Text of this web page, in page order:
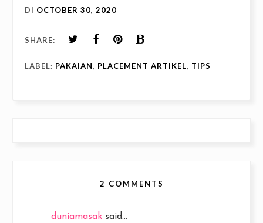
DI OCTOBER 30, 2020
SHARE:
LABEL: PAKAIAN, PLACEMENT ARTIKEL, TIPS
2 COMMENTS
duniamasak said...